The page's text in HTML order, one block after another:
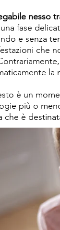
nesso
fase
e senza
che
la
è un
più o
che è